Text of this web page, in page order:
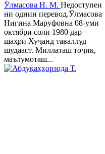
Ӯлмасова Н. М. Недоступен
ни однин перевод.Ӯлмасова
Нигина Маруфовна 08-уми
октябри соли 1980 дар
шаҳри Хуҷанд таваллуд
шудааст. Миллаташ тоҷик,
маълумоташ...